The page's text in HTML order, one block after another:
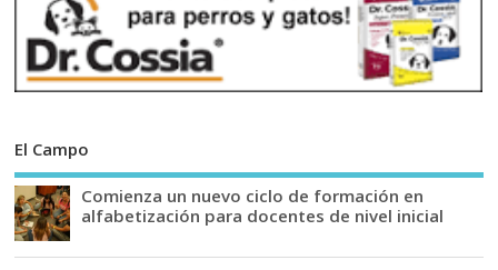
El Campo
Comienza un nuevo ciclo de formación en
alfabetización para docentes de nivel inicial